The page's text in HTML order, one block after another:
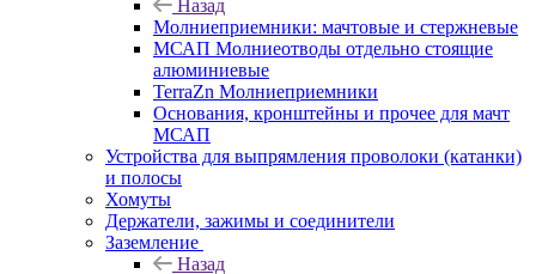
Назад
Молниеприемники: мачтовые и стержневые
МСАП Молниеотводы отдельно стоящие
алюминиевые
TerraZn Молниеприемники
Основания, кронштейны и прочее для мачт
МСАП
Устройства для выпрямления проволоки (катанки)
и полосы
Хомуты
Держатели, зажимы и соединители
Заземление
Назад